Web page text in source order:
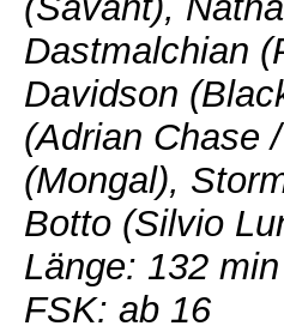
Dastmalchian
Davidson
(Adrian Chase
(Mongal),
Botto (Silvio
Länge: 132 min
FSK: ab 16